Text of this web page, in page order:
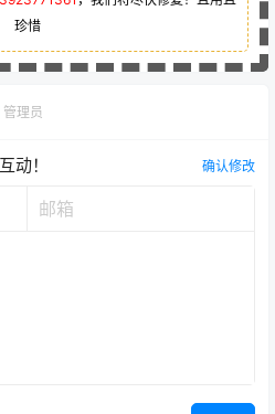
珍惜
管理员
动！ 确认修改